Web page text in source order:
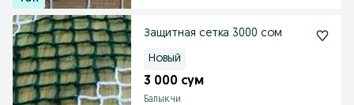
Защитная сетка 3000 сом
Новый
3 000 сум
Балыкчи